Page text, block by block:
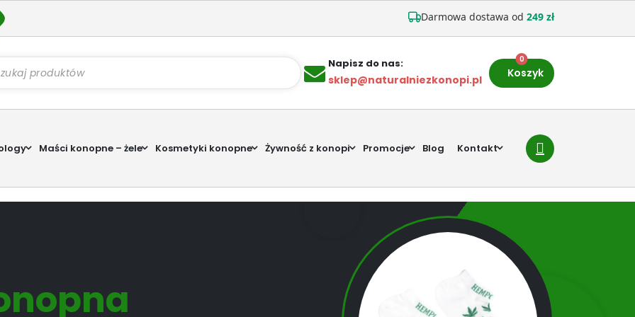
Darmowa dostawa od 249 zł
Napisz do nas:
sklep@naturalniezkonopi.pl
Koszyk
0
Maści konopne – żele Kosmetyki konopne Żywność z konopi Promocje Blog Kontakt